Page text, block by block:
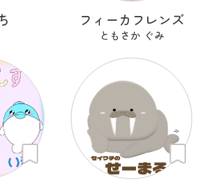
フィーカフレンズ
ともさか ぐみ